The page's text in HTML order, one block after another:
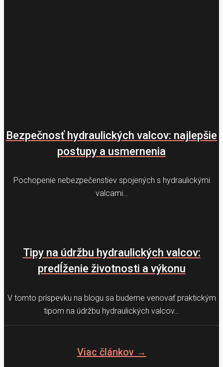
Bezpečnosť hydraulických valcov: najlepšie
postupy a usmernenia
Pochopenie nebezpečenstiev spojených s hydraulickými
valcami…
Tipy na údržbu hydraulických valcov:
predĺženie životnosti a výkonu
V tomto príspevku na blogu sa budeme venovať praktickým
tipom na údržbu hydraulických valcov…
Viac článkov →